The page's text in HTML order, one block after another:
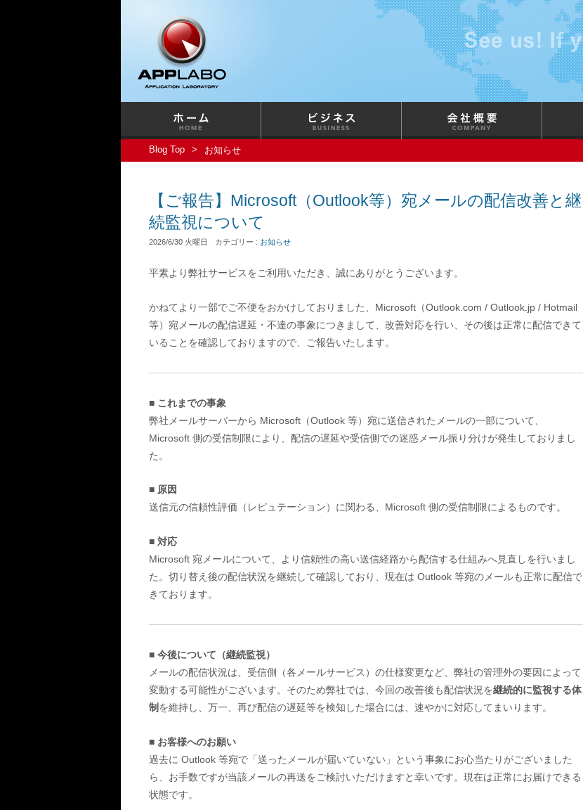
Blog Top お知らせ
【ご報告】Microsoft（Outlook等）宛メールの配信改善と継
続監視について
2026/6/30 火曜日 カテゴリー : お知らせ
平素より弊社サービスをご利用いただき、誠にありがとうございます。
かねてより一部でご不便をおかけしておりました、Microsoft（Outlook.com / Outlook.jp / Hotmail
等）宛メールの配信遅延・不達の事象につきまして、改善対応を行い、その後は正常に配信できて
いることを確認しておりますので、ご報告いたします。
■ これまでの事象
弊社メールサーバーから Microsoft（Outlook 等）宛に送信されたメールの一部について、
Microsoft 側の受信制限により、配信の遅延や受信側での迷惑メール振り分けが発生しておりまし
た。
■ 原因
送信元の信頼性評価（レピュテーション）に関わる、Microsoft 側の受信制限によるものです。
■ 対応
Microsoft 宛メールについて、より信頼性の高い送信経路から配信する仕組みへ見直しを行いまし
た。切り替え後の配信状況を継続して確認しており、現在は Outlook 等宛のメールも正常に配信で
きております。
■ 今後について（継続監視）
メールの配信状況は、受信側（各メールサービス）の仕様変更など、弊社の管理外の要因によって
変動する可能性がございます。そのため弊社では、今回の改善後も配信状況を継続的に監視する体
制 を維持し、万一、再び配信の遅延等を検知した場合には、速やかに対応してまいります。
■ お客様へのお願い
過去に Outlook 等宛で「送ったメールが届いていない」という事象にお心当たりがございました
ら、お手数ですが当該メールの再送をご検討いただけますと幸いです。現在は正常にお届けできる
状態です。